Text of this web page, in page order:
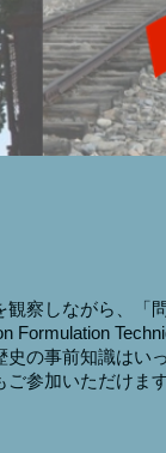
察しながら、「
Formulation
の事前知識はい
参加いただけます